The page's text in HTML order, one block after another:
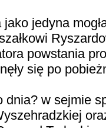
jedyna
powstania
się po
dnia? w sejmie